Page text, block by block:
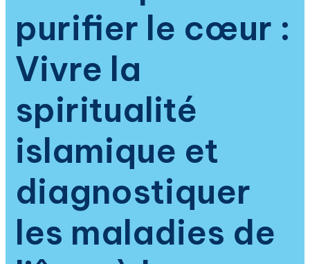
purifier le cœur :
Vivre la
spiritualité
islamique et
diagnostiquer
les maladies de
hadiths